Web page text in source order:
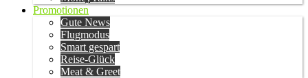
Promotionen
Gute News
Flugmodus
Smart gespart
Reise-Glück
Meat & Greet